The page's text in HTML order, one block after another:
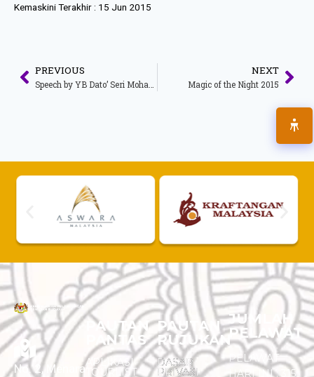
Kemaskini Terakhir : 15 Jun 2015
PREVIOUS NEXT
Magic of the Night 2015
No. 2, Menara
PAUTAN
PANTAS
APLIKASI
TOURLIST
PAUTAN
RUJUKAN
DASAR
PRIVASI
JUMLAH
PELAWAT
PELAWAT
HARI INI :
315